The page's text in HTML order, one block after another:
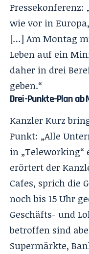
Pressekonferenz:
wie vor in
[…] Am Montag
Leben auf ein
daher in drei
geben.“
Drei-Punkte-Plan ab
Kanzler Kurz
Punkt: „Alle
in „Teleworking“
erörtert der
Cafes, sprich die
noch bis 15 Uhr
Geschäfts- und
betroffen sind
Supermärkte,